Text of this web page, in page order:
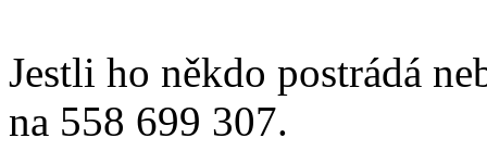
Jestli ho někdo postrádá
na 558 699 307.